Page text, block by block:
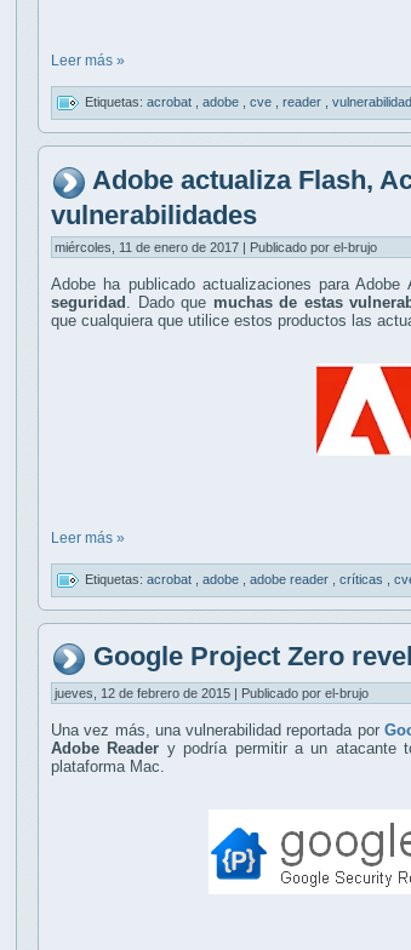
Leer más »
Etiquetas: acrobat adobe cve reader vulnerabilidad
Adobe actualiza Flash,
vulnerabilidades
miércoles, 11 de enero de 2017 | Publicado por el-brujo
Adobe ha publicado actualizaciones para
seguridad . Dado que muchas de estas
que cualquiera que utilice estos productos las
Leer más »
Etiquetas: acrobat adobe adobe reader críticas
Google Project Zero
jueves, 12 de febrero de 2015 | Publicado por el-brujo
Una vez más, una vulnerabilidad reportada por
Adobe Reader y podría permitir a un atacante
plataforma Mac.